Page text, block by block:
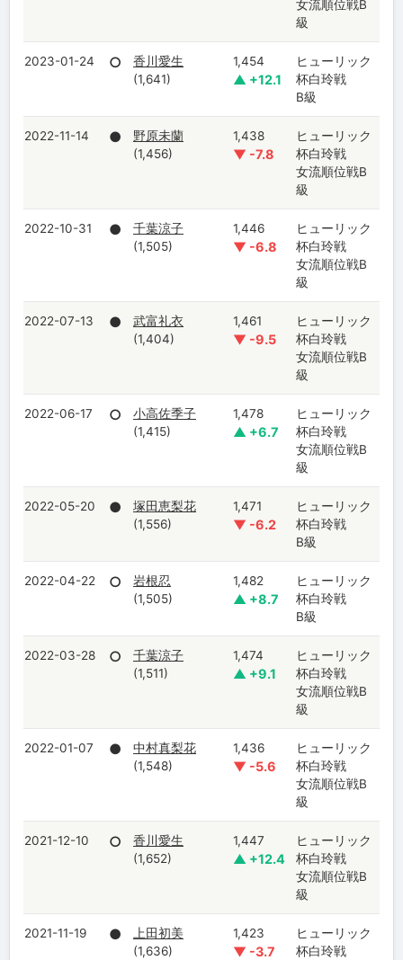
女流順位戦B
級
2023-01-24 ○
香川愛生
(1,641)
1,454
▲ +12.1
ヒューリック
杯白玲戦
B級
2022-11-14 ●
野原未蘭
(1,456)
1,438
▼ -7.8
ヒューリック
杯白玲戦
女流順位戦B
級
2022-10-31 ●
千葉涼子
(1,505)
1,446
▼ -6.8
ヒューリック
杯白玲戦
女流順位戦B
級
2022-07-13 ●
武富礼衣
(1,404)
1,461
▼ -9.5
ヒューリック
杯白玲戦
女流順位戦B
級
2022-06-17 ○
小高佐季子
(1,415)
1,478
▲ +6.7
ヒューリック
杯白玲戦
女流順位戦B
級
2022-05-20 ●
塚田恵梨花
(1,556)
1,471
▼ -6.2
ヒューリック
杯白玲戦
B級
2022-04-22 ○
岩根忍
(1,505)
1,482
▲ +8.7
ヒューリック
杯白玲戦
B級
2022-03-28 ○
千葉涼子
(1,511)
1,474
▲ +9.1
ヒューリック
杯白玲戦
女流順位戦B
級
2022-01-07 ●
中村真梨花
(1,548)
1,436
▼ -5.6
ヒューリック
杯白玲戦
女流順位戦B
級
2021-12-10 ○
香川愛生
(1,652)
1,447
▲ +12.4
ヒューリック
杯白玲戦
女流順位戦B
級
2021-11-19 ●
上田初美
(1,636)
1,423
▼ -3.7
ヒューリック
杯白玲戦